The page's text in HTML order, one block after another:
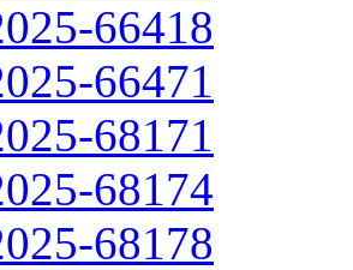
66418
66471
68171
68174
68178